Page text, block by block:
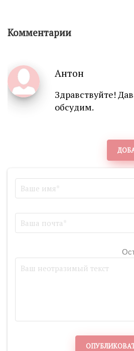
Комментарии
Антон
Здравствуйте!
обсудим.